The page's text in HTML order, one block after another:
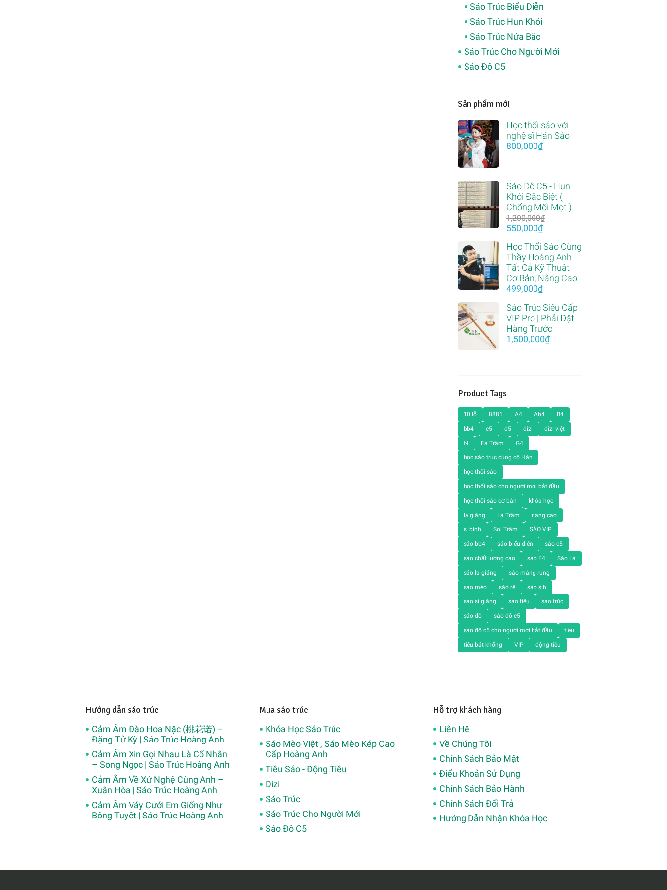
Sáo Trúc Biểu Diễn
Sáo Trúc Hun Khói
Sáo Trúc Nứa Bắc
Sáo Trúc Cho Người Mới
Sáo Đô C5
Sản phẩm mới
Học thổi sáo với
nghệ sĩ Hán Sáo
800,000₫
Sáo Đô C5 - Hun
Khói Đặc Biệt (
Chống Mối Mọt )
1,200,000₫
Giá
là:
1,200,000₫.
550,000₫Giá
tại
là:
550,000₫.
Học Thổi Sáo Cùng
Thầy Hoàng Anh –
Tất Cả Kỹ Thuật
Cơ Bản, Nâng Cao
499,000₫
Sáo Trúc Siêu Cấp
VIP Pro | Phải Đặt
Hàng Trước
1,500,000₫
Product Tags
10 lỗ 8881 A4 Ab4 B4
bb4 c5 d5 dizi dizi việt
f4 Fa Trầm G4
học sáo trúc cùng cô Hán
học thổi sáo
học thổi sáo cho người mới bắt đầu
học thổi sáo cơ bản khóa học
la giáng La Trầm nâng cao
si bình Sol Trầm SÁO VIP
sáo bb4 sáo biểu diễn sáo c5
sáo chất lượng cao sáo F4 Sáo La
sáo la giáng sáo màng rung
sáo mèo sáo rê sáo sib
sáo si giáng sáo tiêu sáo trúc
sáo đô sáo đô c5
sáo đô c5 cho người mới bắt đầu tiêu
tiêu bát khổng VIP động tiêu
Hướng dẫn sáo trúc
Cảm Âm Đào Hoa Nặc (桃花诺) –
Đặng Tử Kỳ | Sáo Trúc Hoàng Anh
Cảm Âm Xin Gọi Nhau Là Cố Nhân
– Song Ngọc | Sáo Trúc Hoàng Anh
Cảm Âm Về Xứ Nghệ Cùng Anh –
Xuân Hòa | Sáo Trúc Hoàng Anh
Cảm Âm Váy Cưới Em Giống Như
Bông Tuyết | Sáo Trúc Hoàng Anh
Mua sáo trúc
Khóa Học Sáo Trúc
Sáo Mèo Việt , Sáo Mèo Kép Cao
Cấp Hoàng Anh
Tiêu Sáo - Động Tiêu
Dizi
Sáo Trúc
Sáo Trúc Cho Người Mới
Sáo Đô C5
Hỗ trợ khách hàng
Liên Hệ
Về Chúng Tôi
Chính Sách Bảo Mật
Điểu Khoản Sử Dụng
Chính Sách Bảo Hành
Chính Sách Đổi Trả
Hướng Dẫn Nhận Khóa Học